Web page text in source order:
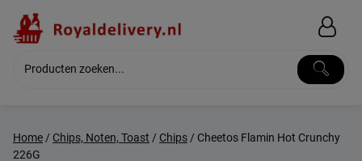
content
Home/ Chips, Noten, Toast / Chips/ Cheetos Flamin Hot Crunchy
226G